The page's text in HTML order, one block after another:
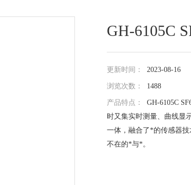
GH-6105C
更新时间： 2023-08-16
浏览次数： 1488
产品特点： GH-6105C
时又集实时测量、曲线显
一体，融合了*的传感器
不在的*与*。